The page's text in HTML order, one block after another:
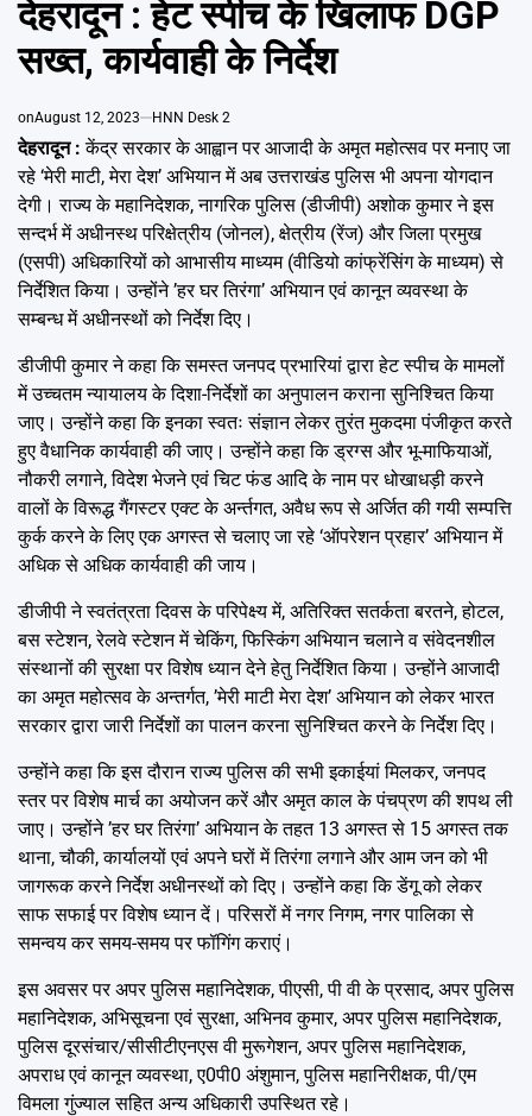
देहरादून : हेट स्पीच के खिलाफ DGP
सख्त, कार्यवाही के निर्देश
onAugust 12, 2023 HNN Desk 2
देहरादून : केंद्र सरकार के आह्वान पर आजादी के अमृत महोत्सव पर मनाए जा
रहे ‘मेरी माटी, मेरा देश’ अभियान में अब उत्तराखंड पुलिस भी अपना योगदान
देगी। राज्य के महानिदेशक, नागरिक पुलिस (डीजीपी) अशोक कुमार ने इस
सन्दर्भ में अधीनस्थ परिक्षेत्रीय (जोनल), क्षेत्रीय (रेंज) और जिला प्रमुख
(एसपी) अधिकारियों को आभासीय माध्यम (वीडियो कांफ्रेंसिंग के माध्यम) से
निर्देशित किया। उन्होंने ’हर घर तिरंगा’ अभियान एवं कानून व्यवस्था के
सम्बन्ध में अधीनस्थों को निर्देश दिए।
डीजीपी कुमार ने कहा कि समस्त जनपद प्रभारियां द्वारा हेट स्पीच के मामलों
में उच्चतम न्यायालय के दिशा-निर्देशों का अनुपालन कराना सुनिश्चित किया
जाए। उन्होंने कहा कि इनका स्वतः संज्ञान लेकर तुरंत मुकदमा पंजीकृत करते
हुए वैधानिक कार्यवाही की जाए। उन्होंने कहा कि ड्रग्स और भू-माफियाओं,
नौकरी लगाने, विदेश भेजने एवं चिट फंड आदि के नाम पर धोखाधड़ी करने
वालों के विरूद्ध गैंगस्टर एक्ट के अर्न्तगत, अवैध रूप से अर्जित की गयी सम्पत्ति
कुर्क करने के लिए एक अगस्त से चलाए जा रहे ‘ऑपरेशन प्रहार’ अभियान में
अधिक से अधिक कार्यवाही की जाय।
डीजीपी ने स्वतंत्रता दिवस के परिपेक्ष्य में, अतिरिक्त सतर्कता बरतने, होटल,
बस स्टेशन, रेलवे स्टेशन में चेकिंग, फिस्किंग अभियान चलाने व संवेदनशील
संस्थानों की सुरक्षा पर विशेष ध्यान देने हेतु निर्देशित किया। उन्होंने आजादी
का अमृत महोत्सव के अन्तर्गत, ’मेरी माटी मेरा देश’ अभियान को लेकर भारत
सरकार द्वारा जारी निर्देशों का पालन करना सुनिश्चित करने के निर्देश दिए।
उन्होंने कहा कि इस दौरान राज्य पुलिस की सभी इकाईयां मिलकर, जनपद
स्तर पर विशेष मार्च का अयोजन करें और अमृत काल के पंचप्रण की शपथ ली
जाए। उन्होंने ’हर घर तिरंगा’ अभियान के तहत 13 अगस्त से 15 अगस्त तक
थाना, चौकी, कार्यालयों एवं अपने घरों में तिरंगा लगाने और आम जन को भी
जागरूक करने निर्देश अधीनस्थों को दिए। उन्होंने कहा कि डेंगू को लेकर
साफ सफाई पर विशेष ध्यान दें। परिसरों में नगर निगम, नगर पालिका से
समन्वय कर समय-समय पर फॉगिंग कराएं।
इस अवसर पर अपर पुलिस महानिदेशक, पीएसी, पी वी के प्रसाद, अपर पुलिस
महानिदेशक, अभिसूचना एवं सुरक्षा, अभिनव कुमार, अपर पुलिस महानिदेशक,
पुलिस दूरसंचार/सीसीटीएनएस वी मुरूगेशन, अपर पुलिस महानिदेशक,
अपराध एवं कानून व्यवस्था, ए0पी0 अंशुमान, पुलिस महानिरीक्षक, पी/एम
विमला गुंज्याल सहित अन्य अधिकारी उपस्थित रहे।